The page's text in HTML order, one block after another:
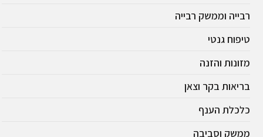
רבייה וממשק רבייה
טיפוח גנטי
מזונות והזנה
בריאות בקר וצאן
כלכלת הענף
ממשק וסביבה